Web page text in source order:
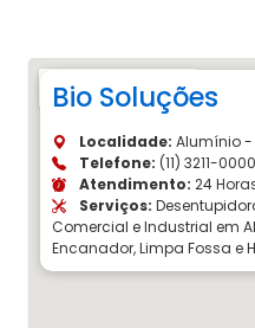
Bio Soluções
Localidade: Alumínio -
Telefone: (11) 3211-0000
Atendimento: 24
Serviços:
Comercial e Industrial em
Encanador, Limpa Fossa e